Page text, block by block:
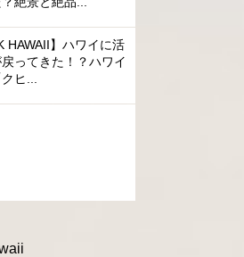
HAWAII】ハワイに活
ってきた！？ハワイ
ヒ...